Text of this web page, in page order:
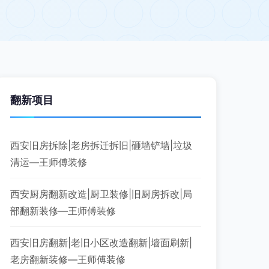
翻新项目
西安旧房拆除|老房拆迁拆旧|砸墙铲墙|垃圾
清运—王师傅装修
西安厨房翻新改造|厨卫装修|旧厨房拆改|局
部翻新装修—王师傅装修
西安旧房翻新|老旧小区改造翻新|墙面刷新|
老房翻新装修—王师傅装修